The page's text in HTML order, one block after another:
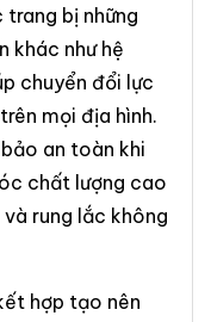
bị những
khác như hệ
chuyển đổi lực
mọi địa hình.
an toàn khi
chất lượng cao
rung lắc không
hợp tạo nên